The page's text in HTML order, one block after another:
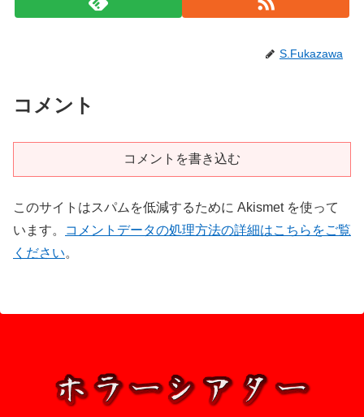
S.Fukazawa
コメント
コメントを書き込む
このサイトはスパムを低減するために Akismet を使って
います。
コメントデータの処理方法の詳細はこちらをご覧
ください。